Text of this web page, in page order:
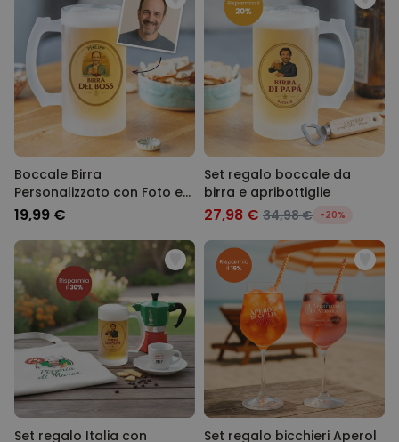
Boccale Birra
Personalizzato con Foto e
Nome
19,99 €
Set regalo boccale da
birra e apribottiglie
27,98 € 34,98 € -20%
Set regalo Italia con Set regalo bicchieri Aperol